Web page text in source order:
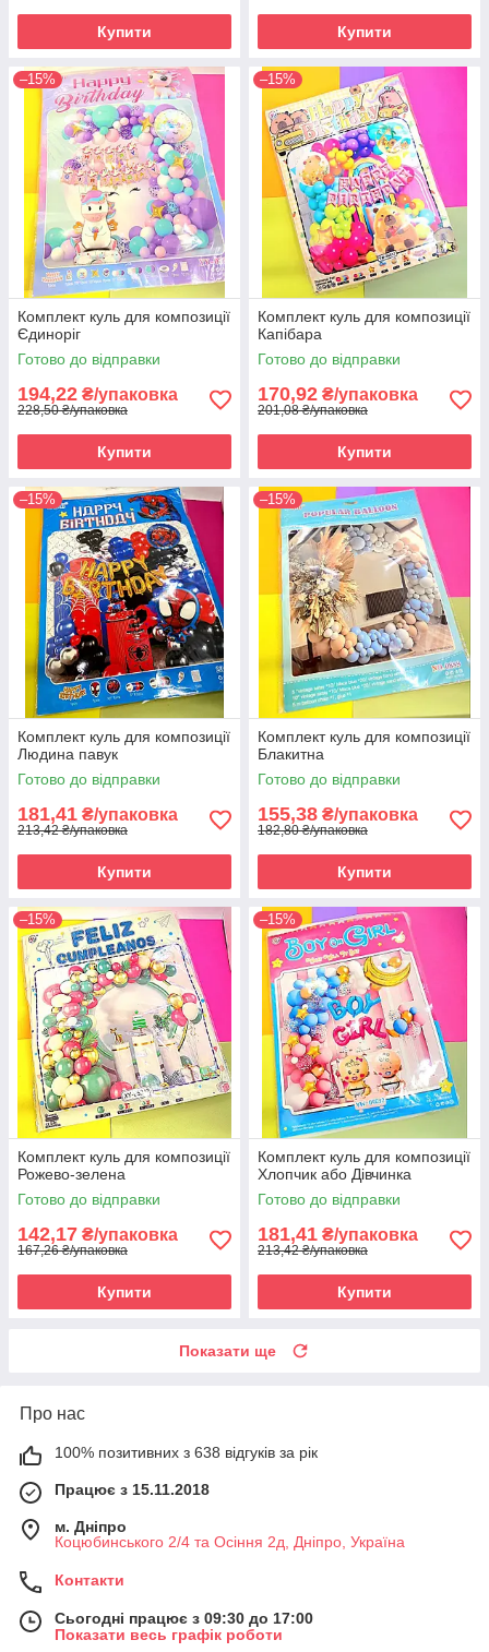
Купити Купити
–15%
Комплект куль для композиції
Єдиноріг
Готово до відправки
194,22 ₴/упаковка
228,50 ₴/упаковка
Купити
–15%
Комплект куль для композиції
Капібара
Готово до відправки
170,92 ₴/упаковка
201,08 ₴/упаковка
Купити
–15%
Комплект куль для композиції
Людина павук
Готово до відправки
181,41 ₴/упаковка
213,42 ₴/упаковка
Купити
–15%
Комплект куль для композиції
Блакитна
Готово до відправки
155,38 ₴/упаковка
182,80 ₴/упаковка
Купити
–15%
Комплект куль для композиції
Рожево-зелена
Готово до відправки
142,17 ₴/упаковка
167,26 ₴/упаковка
Купити
–15%
Комплект куль для композиції
Хлопчик або Дівчинка
Готово до відправки
181,41 ₴/упаковка
213,42 ₴/упаковка
Купити
Показати ще
Про нас
100% позитивних з 638 відгуків за рік
Працює з 15.11.2018
м. Дніпро
Коцюбинського 2/4 та Осіння 2д, Дніпро, Україна
Контакти
Сьогодні працює з 09:30 до 17:00
Показати весь графік роботи